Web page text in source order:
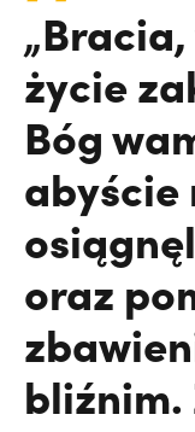
życie
Bóg
abyście
oraz
bliźnim.